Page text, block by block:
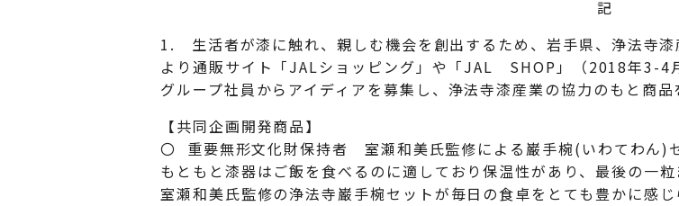
記
1. 生活者が漆に触れ、親しむ機会を創出するため、岩手県、浄法寺
より通販サイト「JALショッピング」や「JAL SHOP」（2018年3-4
グループ社員からアイディアを募集し、浄法寺漆産業の協力のもと商品
【共同企画開発商品】
〇 重要無形文化財保持者 室瀬和美氏監修による巌手椀(いわてわん)
もともと漆器はご飯を食べるのに適しており保温性があり、最後の一
室瀬和美氏監修の浄法寺巌手椀セットが毎日の食卓をとても豊かに感じ